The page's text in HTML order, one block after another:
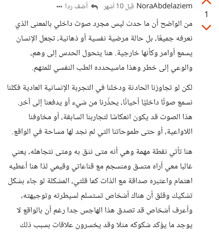
1
NoraAbdelaziem قبل 10 أشهر أضف ردا
من الواضح أن ما حدث ليس مجرد صوت داخلي بالمعنى الذي
نعرفه جميعًا، بل حالة مرضية نفسية أو ذهانية، تجعل الإنسان
يسمع أوامر وكأنها خارجية. هنا يتحول الحدس إلى وهم،
والوعي إلى خطر وهذا ماسيحدده الطب النفسي للمتهم.
لكن لو تجاوزنا الحادثة ودخلنا في التجربة الإنسانية العادية فكلنا
نسمع صوتًا داخليًا أحيانًا، يحذّرنا من شيء أو يدفعنا إلى آخر.
هذا الصوت قد يكون انعكاسًا لتجاربنا السابقة، أو مخاوفنا
اللاواعية، أو حتى طموحاتنا التي لم نجد لها مساحة في الواقع.
هنا تأتي نقطة مهمة وهي أنه متى نثق به ومتى نتجاهله، يعني
غالبا معي أراه متسق ومنسجم مع قناعاتي وقيمي لذا هنا أعطيه
اهتمام واعتبره صداقة مع الذات كما قلتي، المشكلة لو جاء بشكل
تشكيك وقلق أن هناك أشخاص تستسلم لسيطرته وتوجيهته،
وأعرف أشخاص قد تصدق هذا الهاجس جدا رغم أن بالواقع لا
يوجد ما يؤكد شكوكه مثلا وقد يخسرون علاقات بسبب ذلك